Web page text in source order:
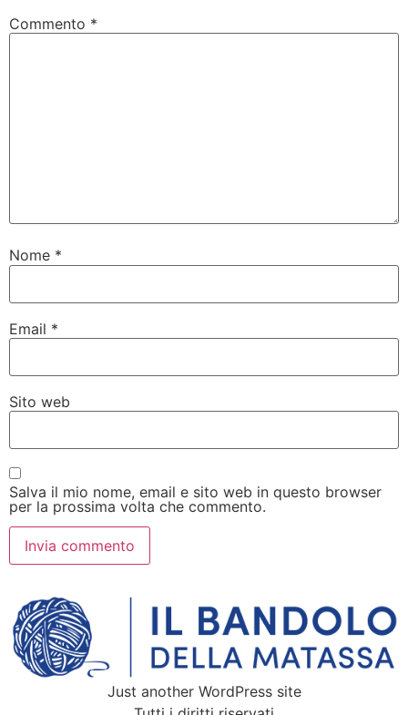
Commento *
Nome *
Email *
Sito web
Salva il mio nome, email e sito web in questo browser
per la prossima volta che commento.
Just another WordPress site